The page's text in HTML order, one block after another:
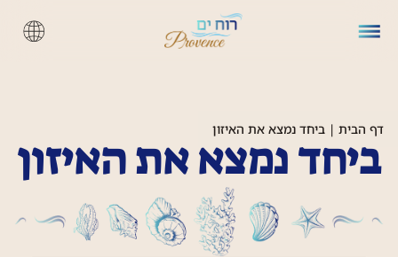
דף הבית |ביחד נמצא את האיזון
ביחד נמצא את האיזון